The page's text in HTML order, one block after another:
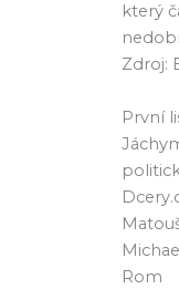
který
Zdroj:
První
Rom